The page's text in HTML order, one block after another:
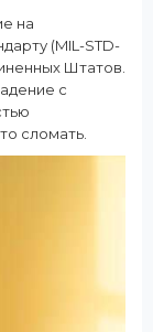
на
(MIL-STD-
Штатов.
с
сломать.